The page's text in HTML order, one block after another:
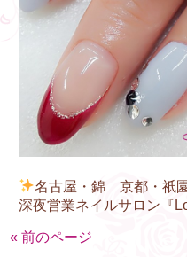
名古屋・錦 京都・祇
深夜営業ネイルサロン『
« 前のページ